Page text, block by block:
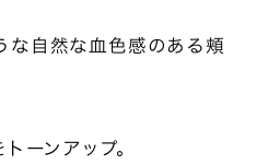
な自然な血色感のある頬
ーンアップ。